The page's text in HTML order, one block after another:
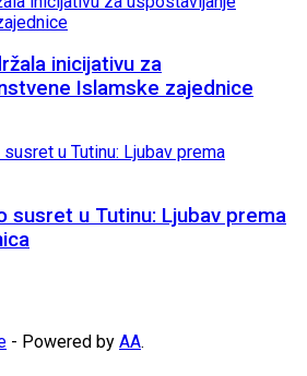
inicijativu za
Islamske zajednice
susret u Tutinu: Ljubav prema
- Powered by AA.